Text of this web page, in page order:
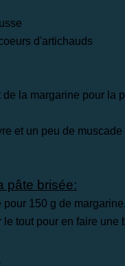
d'artichauds
de la margarine pour la
et un peu de
pâte brisée:
pour 150 g de
le tout pour en faire